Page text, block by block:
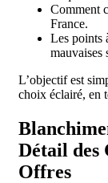
Comment
France.
Les points
mauvaises
L’objectif est
choix éclairé, en
Détail des
Offres